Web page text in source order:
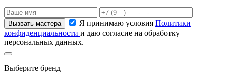
Я принимаю условия Политики
конфиденциальности и даю согласие на обработку
персональных данных.
Выберите бренд